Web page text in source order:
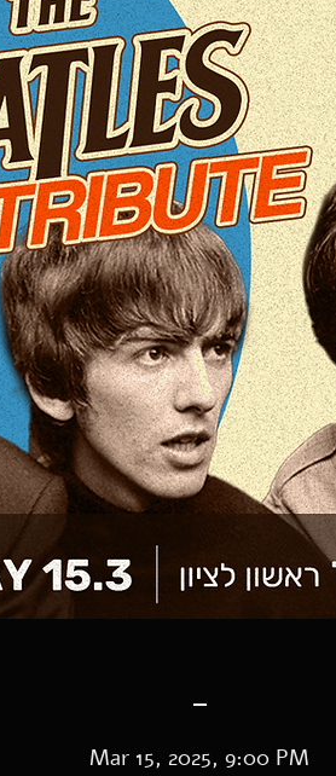
-
Mar 15, 2025, 9:00 PM